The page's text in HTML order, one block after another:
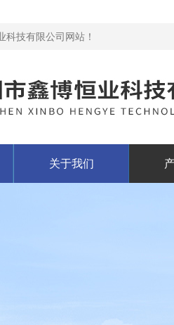
科技有限公司网站！
关于我们